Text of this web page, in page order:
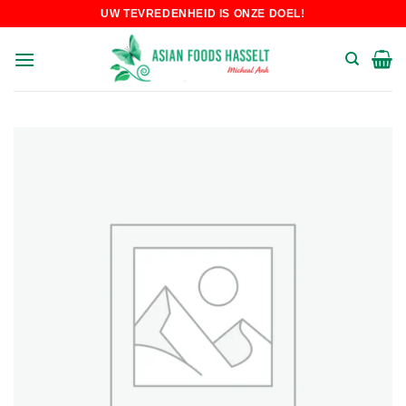
content
UW TEVREDENHEID IS ONZE DOEL!